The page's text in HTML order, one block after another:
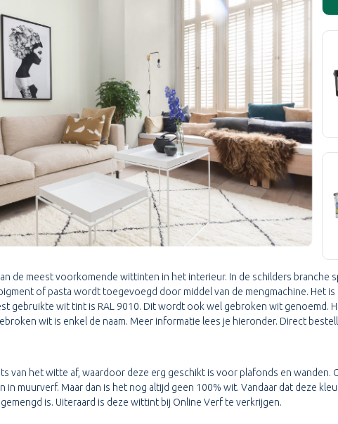
de meest voorkomende wittinten in het interieur. In de schilders branche
of pasta wordt toegevoegd door middel van de mengmachine. Het
gebruikte wit tint is RAL 9010. Dit wordt ook wel gebroken wit genoemd.
wit is enkel de naam. Meer informatie lees je hieronder. Direct
van het witte af, waardoor deze erg geschikt is voor plafonds en
in muurverf. Maar dan is het nog altijd geen 100% wit. Vandaar dat deze
is. Uiteraard is deze wittint bij Online Verf te verkrijgen.